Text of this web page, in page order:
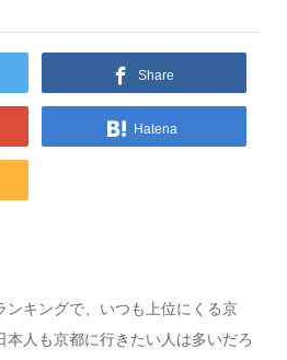
Share
Hatena
ンキングで、いつも上位にくる京
人も京都に行きたい人は多いだろ